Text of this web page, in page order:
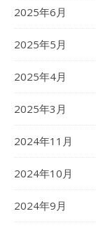
2025年6月
2025年5月
2025年4月
2025年3月
2024年11月
2024年10月
2024年9月